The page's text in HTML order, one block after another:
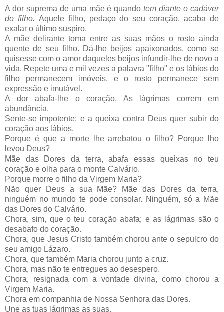
A dor suprema de uma mãe é quando tem diante o cadáver
do filho. Aquele filho, pedaço do seu coração, acaba de
exalar o último suspiro.
A mãe delirante toma entre as suas mãos o rosto ainda
quente de seu filho. Dá-lhe beijos apaixonados, como se
quisesse com o amor daqueles beijos infundir-lhe de novo a
vida. Repete uma e mil vezes a palavra "filho" e os lábios do
filho permanecem imóveis, e o rosto permanece sem
expressão e imutável.
A dor abafa-lhe o coração. As lágrimas correm em
abundância.
Sente-se impotente; e a queixa contra Deus quer subir do
coração aos lábios.
Porque é que a morte lhe arrebatou o filho? Porque lho
levou Deus?
Mãe das Dores da terra, abafa essas queixas no teu
coração e olha para o monte Calvário.
Porque morre o filho da Virgem Maria?
Não quer Deus a sua Mãe? Mãe das Dores da terra,
ninguém no mundo te pode consolar. Ninguém, só a Mãe
das Dores do Calvário.
Chora, sim, que o teu coração abafa; e as lágrimas são o
desabafo do coração.
Chora, que Jesus Cristo também chorou ante o sepulcro do
seu amigo Lázaro.
Chora, que também Maria chorou junto a cruz.
Chora, mas não te entregues ao desespero.
Chora, resignada com a vontade divina, como chorou a
Virgem Maria.
Chora em companhia de Nossa Senhora das Dores.
Une as tuas lágrimas as suas.